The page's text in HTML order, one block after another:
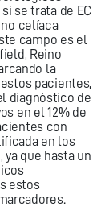
se trata de EC
celíaca
campo es el
Reino
la
pacientes,
diagnóstico de
en el 12% de
con
en los
que hasta un
estos